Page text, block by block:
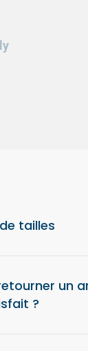
tailles
de votre taille
un
?